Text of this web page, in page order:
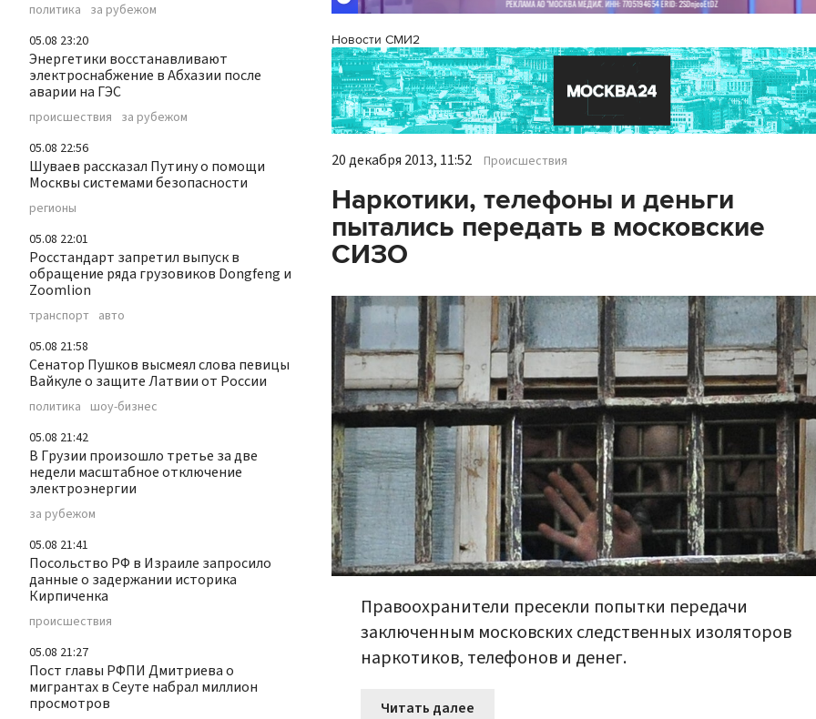
политика за рубежом
05.08 23:20
Энергетики восстанавливают
электроснабжение в Абхазии после
аварии на ГЭС
происшествия за рубежом
05.08 22:56
Шуваев рассказал Путину о помощи
Москвы системами безопасности
регионы
05.08 22:01
Росстандарт запретил выпуск в
обращение ряда грузовиков Dongfeng и
Zoomlion
транспорт авто
05.08 21:58
Сенатор Пушков высмеял слова певицы
Вайкуле о защите Латвии от России
политика шоу-бизнес
05.08 21:42
В Грузии произошло третье за две
недели масштабное отключение
электроэнергии
за рубежом
05.08 21:41
Посольство РФ в Израиле запросило
данные о задержании историка
Кирпиченка
происшествия
05.08 21:27
Пост главы РФПИ Дмитриева о
мигрантах в Сеуте набрал миллион
просмотров
Новости СМИ2
20 декабря 2013, 11:52 Происшествия
Наркотики, телефоны и деньги
пытались передать в московские
СИЗО
Правоохранители пресекли попытки передачи
заключенным московских следственных изоляторов
наркотиков, телефонов и денег.
Читать далее